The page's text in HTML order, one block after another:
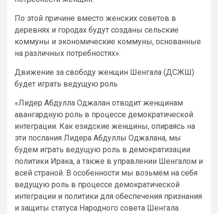
По этой причине вместо женских советов в
деревнях и городах будут созданы сельские
коммуны и экономические коммуны, основанные
на различных потребностях».
Движение за свободу женщин Шенгала (ДСЖШ)
будет играть ведущую роль
«Лидер Абдулла Оджалан отводит женщинам
авангардную роль в процессе демократической
интеграции. Как езидские женщины, опираясь на
эти послания Лидера Абдуллы Оджалана, мы
будем играть ведущую роль в демократизации
политики Ирака, а также в управлении Шенгалом и
всей страной. В особенности мы возьмём на себя
ведущую роль в процессе демократической
интеграции и политики для обеспечения признания
и защиты статуса Народного совета Шенгала.